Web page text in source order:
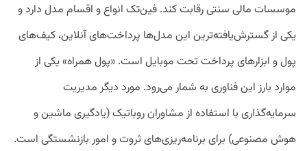
موسسات مالی سنتی رقابت کند. فین‌تک انواع و اقسام مدل دارد و
یکی از گسترش‌یافته‌ترین این مدل‌ها پرداخت‌های آنلاین، کیف‌های
پول و ابزارهای پرداخت تحت موبایل است. «پول همراه» یکی از
موارد بارز این فناوری به شمار می‌رود. مورد دیگر مدیریت
سرمایه‌گذاری با استفاده از مشاوران روباتیک (یادگیری ماشین و
هوش مصنوعی) برای برنامه‌ریزی‌های ثروت و امور بازنشستگی است.